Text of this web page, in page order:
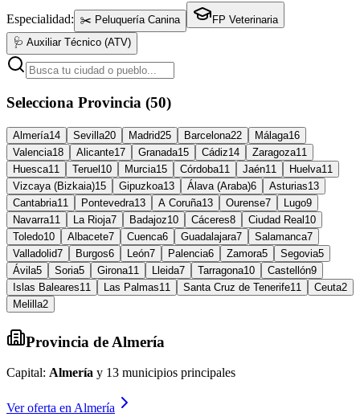
Especialidad: ✂️ Peluquería Canina
FP Veterinaria
🩺 Auxiliar Técnico (ATV)
Selecciona Provincia (50)
Almería14 Sevilla20 Madrid25 Barcelona22 Málaga16
Valencia18 Alicante17 Granada15 Cádiz14 Zaragoza11
Huesca11 Teruel 10 Murcia15 Córdoba11 Jaén11 Huelva11
Vizcaya (Bizkaia)15 Gipuzkoa13 Álava (Araba)6 Asturias13
Cantabria11 Pontevedra13 A Coruña13 Ourense7 Lugo9
Navarra11 La Rioja7 Badajoz10 Cáceres8 Ciudad Real 10
Toledo10 Albacete7 Cuenca6 Guadalajara7 Salamanca7
Valladolid7 Burgos6 León7 Palencia6 Zamora5 Segovia5
Ávila5 Soria5 Girona11 Lleida7 Tarragona10 Castellón9
Islas Baleares11 Las Palmas11 Santa Cruz de Tenerife11 Ceuta2
Melilla2
Provincia de Almería
Capital: Almería y 13 municipios principales
Ver oferta en Almería